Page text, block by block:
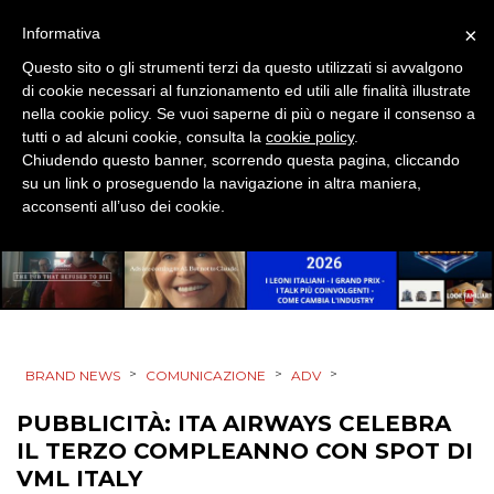
DATI
RICERCHE
PREVISIONI/SCENARI
NORMATIVE
CASE HISTORY
OPINIONI
BRAND NEWS > COMUNICAZIONE > ADV >
PUBBLICITÀ: ITA AIRWAYS CELEBRA
IL TERZO COMPLEANNO CON SPOT DI
VML ITALY
×
Informativa
Questo sito o gli strumenti terzi da questo utilizzati si avvalgono
di cookie necessari al funzionamento ed utili alle finalità illustrate
nella cookie policy. Se vuoi saperne di più o negare il consenso a
tutti o ad alcuni cookie, consulta la cookie policy.
Chiudendo questo banner, scorrendo questa pagina, cliccando
su un link o proseguendo la navigazione in altra maniera,
acconsenti all’uso dei cookie.